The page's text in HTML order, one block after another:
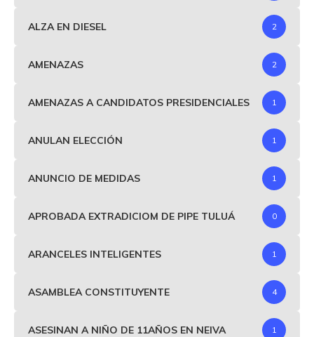
ALZA EN DIESEL 2
AMENAZAS 2
AMENAZAS A CANDIDATOS PRESIDENCIALES 1
ANULAN ELECCIÓN 1
ANUNCIO DE MEDIDAS 1
APROBADA EXTRADICIOM DE PIPE TULUÁ 0
ARANCELES INTELIGENTES 1
ASAMBLEA CONSTITUYENTE 4
ASESINAN A NIÑO DE 11AÑOS EN NEIVA 1